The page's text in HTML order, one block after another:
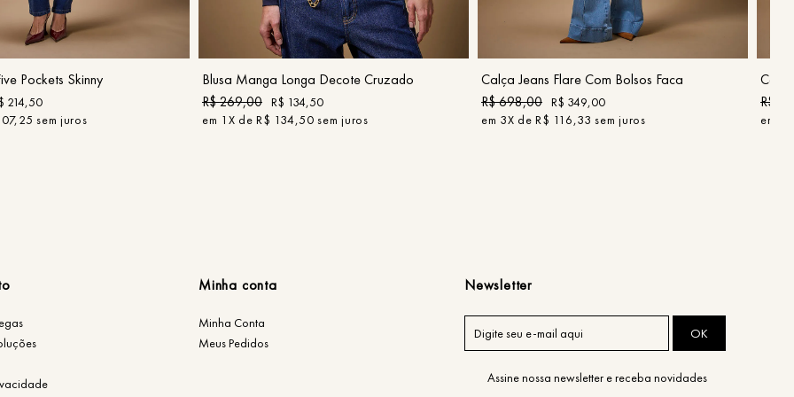
44
COMPRAR
Pockets Skinny
214,50
,25 sem juros
P M G
COMPRAR
Blusa Manga Longa Decote Cruzado
R$269,00 R$ 134,50
em 1 X deR$ 134,50 sem juros
40
COMPRAR
Calça Jeans Flare Com Bolsos Faca
R$698,00 R$ 349,00
em 3X deR$ 116,33 sem juros
R$
em
Minha conta
Minha Conta
Meus Pedidos
Newsletter
OK
Assine nossa newsletter e receba novidades